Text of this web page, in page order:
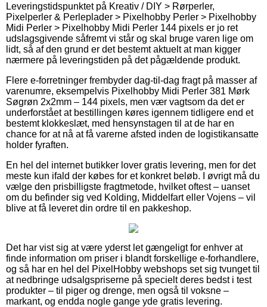
Leveringstidspunktet på Kreativ / DIY > Rørperler,
Pixelperler & Perleplader > Pixelhobby Perler > Pixelhobby
Midi Perler > Pixelhobby Midi Perler 144 pixels er jo ret
udslagsgivende såfremt vi står og skal bruge varen lige om
lidt, så af den grund er det bestemt aktuelt at man kigger
nærmere på leveringstiden på det pågældende produkt.
Flere e-forretninger frembyder dag-til-dag fragt på masser af
varenumre, eksempelvis Pixelhobby Midi Perler 381 Mørk
Søgrøn 2x2mm – 144 pixels, men vær vagtsom da det er
underforstået at bestillingen køres igennem tidligere end et
bestemt klokkeslæt, med hensynstagen til at de har en
chance for at nå at få varerne afsted inden de logistikansatte
holder fyraften.
En hel del internet butikker lover gratis levering, men for det
meste kun ifald der købes for et konkret beløb. I øvrigt må du
vælge den prisbilligste fragtmetode, hvilket oftest – uanset
om du befinder sig ved Kolding, Middelfart eller Vojens – vil
blive at få leveret din ordre til en pakkeshop.
Det har vist sig at være yderst let gængeligt for enhver at
finde information om priser i blandt forskellige e-forhandlere,
og så har en hel del PixelHobby webshops set sig tvunget til
at nedbringe udsalgspriserne på specielt deres bedst i test
produkter – til piger og drenge, men også til voksne –
markant, og endda nogle gange yde gratis levering.